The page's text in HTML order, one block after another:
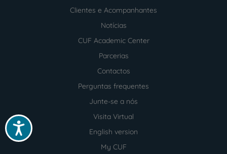
Acessibilidade
Clientes e Acompanhantes
Notícias
CUF Academic Center
Parcerias
Contactos
Perguntas frequentes
Junte-se a nós
Visita Virtual
English version
My CUF